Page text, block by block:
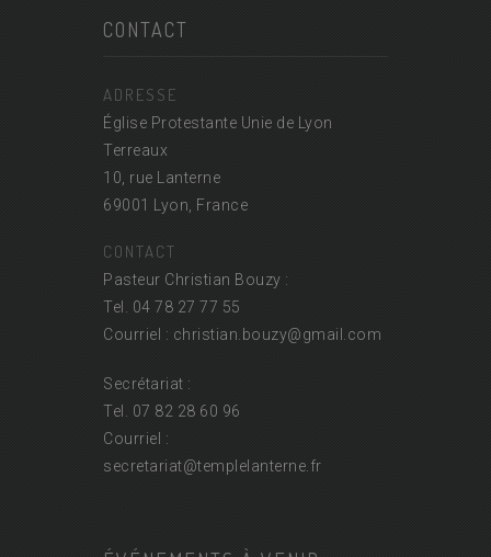
CONTACT
ADRESSE
Église Protestante Unie de Lyon
Terreaux
10, rue Lanterne
69001 Lyon, France
CONTACT
Pasteur Christian Bouzy :
Tel. 04 78 27 77 55
Courriel : christian.bouzy@gmail.com
Secrétariat :
Tel. 07 82 28 60 96
Courriel :
secretariat@templelanterne.fr